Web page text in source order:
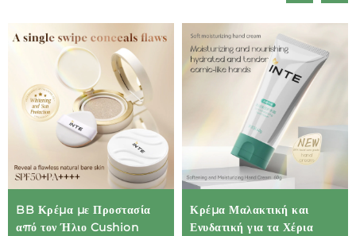
BB Κρέμα με Προστασία
από τον Ήλιο Cushion
Κρέμα Μαλακτική και
Ενυδατική για τα Χέρια